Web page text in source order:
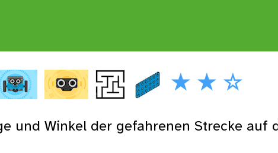
★ ★ ☆
und Winkel der gefahrenen Strecke auf